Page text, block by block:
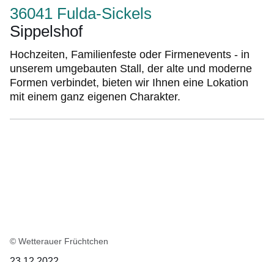
1
36041 Fulda-Sickels
Sippelshof
Hochzeiten, Familienfeste oder Firmenevents - in
unserem umgebauten Stall, der alte und moderne
Formen verbindet, bieten wir Ihnen eine Lokation
mit einem ganz eigenen Charakter.
© Wetterauer Früchtchen